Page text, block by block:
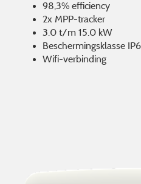
98,3% efficiency
2x MPP-tracker
3.0 t/m 15.0 kW
Beschermingsklasse
Wifi-verbinding